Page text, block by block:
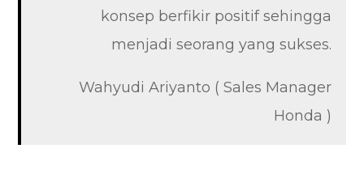
konsep berfikir positif sehingga
menjadi seorang yang sukses.
Wahyudi Ariyanto ( Sales Manager
Honda )